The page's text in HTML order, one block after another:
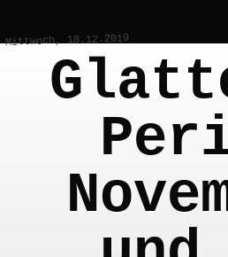
Mittwoch, 18.12.2019